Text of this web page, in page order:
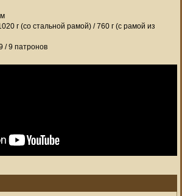
г (со стальной рамой) / 760 г (с рамой из
/ 9 патронов